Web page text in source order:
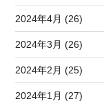
2024年4月 (26)
2024年3月 (26)
2024年2月 (25)
2024年1月 (27)